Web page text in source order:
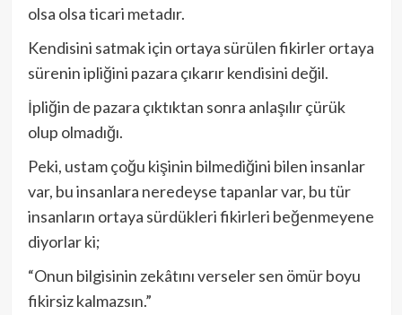
olsa olsa ticari metadır.
Kendisini satmak için ortaya sürülen fikirler ortaya
sürenin ipliğini pazara çıkarır kendisini değil.
İpliğin de pazara çıktıktan sonra anlaşılır çürük
olup olmadığı.
Peki, ustam çoğu kişinin bilmediğini bilen insanlar
var, bu insanlara neredeyse tapanlar var, bu tür
insanların ortaya sürdükleri fikirleri beğenmeyene
diyorlar ki;
“Onun bilgisinin zekâtını verseler sen ömür boyu
fikirsiz kalmazsın.”